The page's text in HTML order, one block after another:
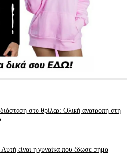
στο θρίλερ: Ολική ανατροπή στη
είναι η γυναίκα που έδωσε σήμα